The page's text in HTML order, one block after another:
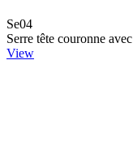
Se04
Serre tête couronne
View